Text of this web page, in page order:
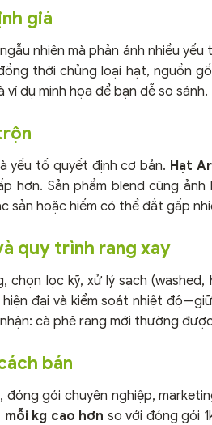
giá
nhiên mà phản ánh nhiều
thời chủng loại hạt, nguồn
dụ minh họa để bạn dễ so sánh.
yếu tố quyết định cơ bản. Hạt
hơn. Sản phẩm blend cũng
sản hoặc hiếm có thể đắt gấp
quy trình rang xay
lọc kỹ, xử lý sạch
đại và kiểm soát nhiệt
cà phê rang mới thường
bán
gói chuyên nghiệp,
mỗi kg cao hơn so với đóng gói